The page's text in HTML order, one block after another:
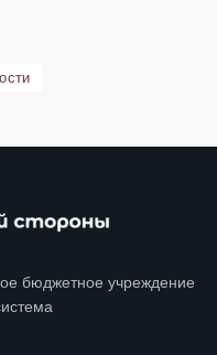
бюджетное учреждение